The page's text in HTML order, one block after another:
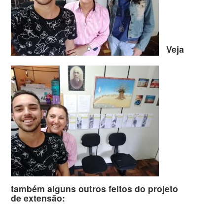
Veja
também alguns outros feitos do projeto
de extensão: